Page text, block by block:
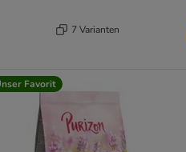
7 Varianten
Favorit